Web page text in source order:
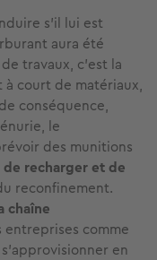
s’il lui est
aura été
travaux, c’est la
à court de matériaux,
conséquence,
le
des munitions
recharger et de
reconfinement.
chaîne
entreprises comme
en